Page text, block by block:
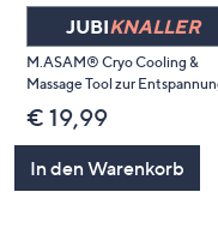
um
diese
anzuzeigen.
JUBIKNALLER
M.ASAM® Cryo Cooling &
Massage Tool zur
€ 19,99
In den Warenkorb